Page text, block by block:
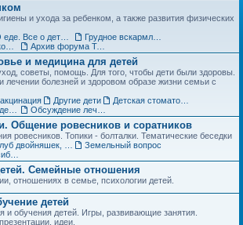
и ухода за ребенком, а также развития физических
Архив форума Товары для детей
и медицина для детей
советы, помощь. Для того, чтобы дети были здоровы.
лечении болезней и здоровом образе жизни семьи с
Другие дети
Общение ровесников и соратников
ровесников. Топики - болталки. Тематические беседки
Земельный вопрос
Семейные отношения
отношениях в семье, психологии детей.
детей
и обучения детей. Игры, развивающие занятия.
идеи.